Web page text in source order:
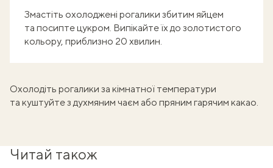
Змастіть охолоджені рогалики збитим яйцем
та посипте цукром. Випікайте їх до золотистого
кольору, приблизно 20 хвилин.
Охолодіть рогалики за кімнатної температури
та куштуйте здухмяним чаєм або пряним гарячим какао.
Читай також